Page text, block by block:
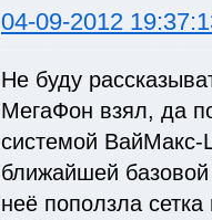
04-09-2012
Не буду
МегаФон взял, да
системой ВайМакс-
ближайшей
неё поползла